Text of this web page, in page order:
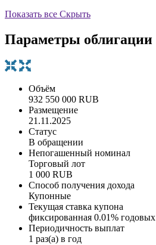
Показать все Скрыть
Параметры облигации
Объём
932 550 000 RUB
Размещение
21.11.2025
Статус
В обращении
Непогашенный номинал
Торговый лот
1 000 RUB
Способ получения дохода
Купонные
Текущая ставка купона
фиксированная 0.01% годовых
Периодичность выплат
1 раз(а) в год